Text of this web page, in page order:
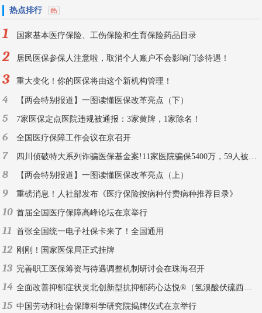
热点排行
1 国家基本医疗保险、工伤保险和生育保险药品目录
2 居民医保参保人注意啦，取消个人账户不会影响门诊待遇！
3 重大变化！你的医保将由这个新机构管理！
4 【两会特别报道】一图读懂医保改革亮点（下）
5 7家医保定点医院违规被通报：3家黄牌，1家除名！
6 全国医疗保障工作会议在京召开
7 四川侦破特大系列诈骗医保基金案!11家医院骗保5400万，59人被刑拘！
8 【两会特别报道】一图读懂医保改革亮点（上）
9 重磅消息！人社部发布《医疗保险按病种付费病种推荐目录》
10 首届全国医疗保障高峰论坛在京举行
11 首张全国统一电子社保卡来了！全国通用
12 刚刚！国家医保局正式挂牌
13 完善职工医保筹资与待遇调整机制研讨会在珠海召开
14 全面改善抑郁症状灵北创新型抗抑郁药心达悦®（氢溴酸伏硫西汀片）中国上市
15 中国劳动和社会保障科学研究院揭牌仪式在京举行